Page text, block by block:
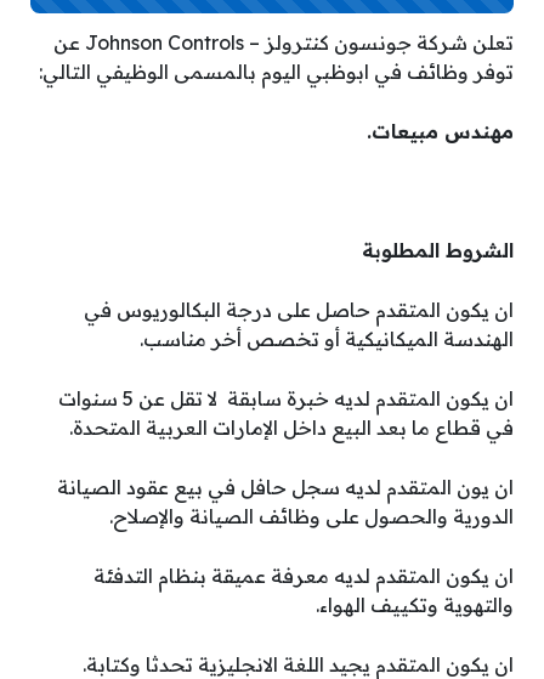
تعلن شركة جونسون كنترولز – Johnson Controls عن
توفر وظائف في ابوظبي اليوم بالمسمى الوظيفي التالي:
مهندس مبيعات.
الشروط المطلوبة
ان يكون المتقدم حاصل على درجة البكالوريوس في
الهندسة الميكانيكية أو تخصص أخر مناسب.
ان يكون المتقدم لديه خبرة سابقة لا تقل عن 5 سنوات
في قطاع ما بعد البيع داخل الإمارات العربية المتحدة.
ان يون المتقدم لديه سجل حافل في بيع عقود الصيانة
الدورية والحصول على وظائف الصيانة والإصلاح.
ان يكون المتقدم لديه معرفة عميقة بنظام التدفئة
والتهوية وتكييف الهواء.
ان يكون المتقدم يجيد اللغة الانجليزية تحدثا وكتابة.